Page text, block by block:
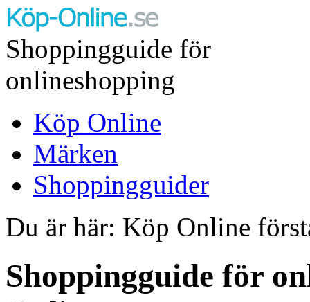
Shoppingguide för
onlineshopping
Köp Online
Märken
Shoppingguider
Du är här: Köp Online
Shoppingguide för